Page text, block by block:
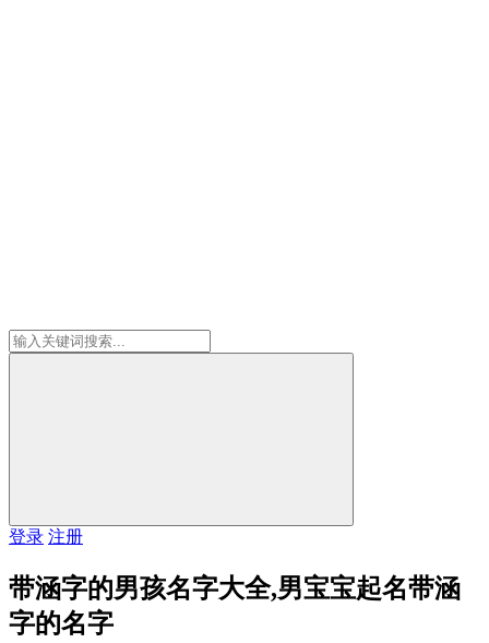
登录 注册
带涵字的男孩名字大全,男宝宝起名带涵
字的名字